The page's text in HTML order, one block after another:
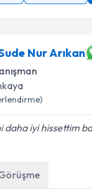
Nur Arıkan
iyi hissettim